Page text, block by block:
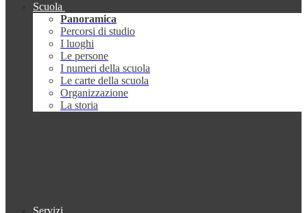
Scuola
Panoramica
Percorsi di studio
I luoghi
Le persone
I numeri della scuola
Le carte della scuola
Organizzazione
La storia